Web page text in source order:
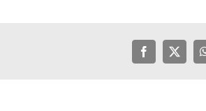
Facebook
X